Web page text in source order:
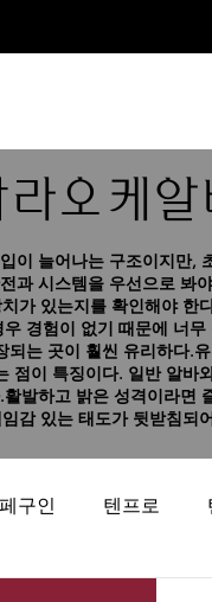
라오케알
이 늘어나는 구조이지만,
과 시스템을 우선으로 봐
가 있는지를 확인해야 한
경험이 없기 때문에 너
되는 곳이 훨씬 유리하다.
점이 특징이다. 일반 알
발하고 밝은 성격이라면
감 있는 태도가 뒷받침되
구인 텐프로